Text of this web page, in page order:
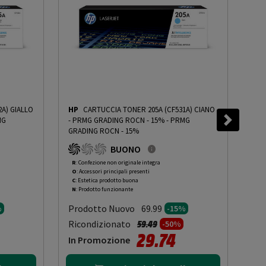
GIALLO
da
HP CARTUCCIA TONER 205A (CF531A) CIANO
- PRMG GRADING ROCN - 15%- PRMG
GRADING ROCN - 15%
BUONO
R: Confezione non originale integra
O: Accessori principali presenti
C: Estetica prodotto buona
N: Prodotto funzionante
Prodotto Nuovo 69.99 -15%
Ricondizionato Prezzo ridotto da
59.49a-50%
In Promozione 29.74